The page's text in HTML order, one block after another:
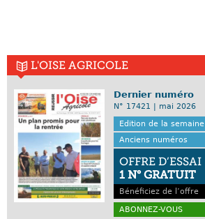
L'OISE AGRICOLE
Dernier numéro
N° 17421 | mai 2026
Edition de la semaine
Anciens numéros
OFFRE D’ESSAI
1 N° GRATUIT
Bénéficiez de l’offre
ABONNEZ-VOUS